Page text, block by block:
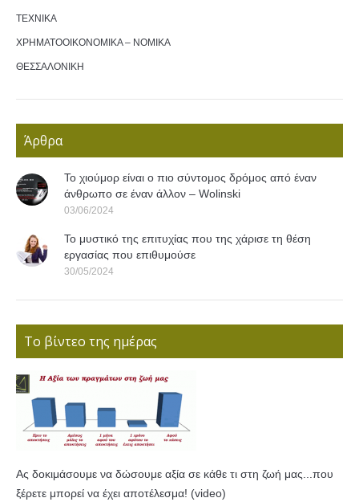
ΤΕΧΝΙΚΑ
ΧΡΗΜΑΤΟΟΙΚΟΝΟΜΙΚΑ – ΝΟΜΙΚΑ
ΘΕΣΣΑΛΟΝΙΚΗ
Άρθρα
Το χιούμορ είναι ο πιο σύντομος δρόμος από έναν
άνθρωπο σε έναν άλλον – Wolinski
03/06/2024
Το μυστικό της επιτυχίας που της χάρισε τη θέση
εργασίας που επιθυμούσε
30/05/2024
Το βίντεο της ημέρας
Ας δοκιμάσουμε να δώσουμε αξία σε κάθε τι στη ζωή μας...που
ξέρετε μπορεί να έχει αποτέλεσμα! (video)